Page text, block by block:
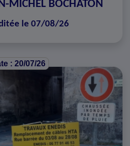
MICHEL BOCHATON
le 07/08/26
: 20/07/26